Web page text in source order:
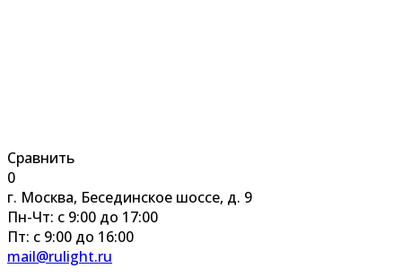
Сравнить
0
г. Москва, Бесединское шоссе, д. 9
Пн-Чт: с 9:00 до 17:00
Пт: с 9:00 до 16:00
mail@rulight.ru